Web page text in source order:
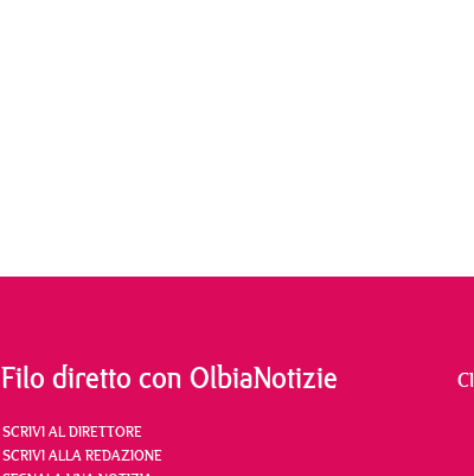
Filo diretto con OlbiaNotizie
SCRIVI AL DIRETTORE
SCRIVI ALLA REDAZIONE